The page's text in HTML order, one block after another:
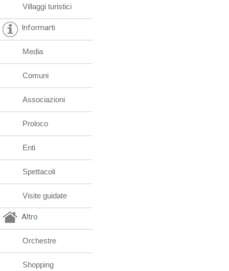
Villaggi turistici
Informarti
Media
Comuni
Associazioni
Proloco
Enti
Spettacoli
Visite guidate
Altro
Orchestre
Shopping